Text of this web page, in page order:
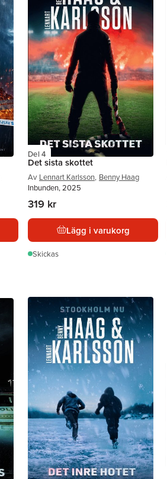
Del 4
Det sista skottet
Av Lennart Karlsson, Benny Haag
Inbunden, 2025
319 kr
Lägg i varukorg
Skickas